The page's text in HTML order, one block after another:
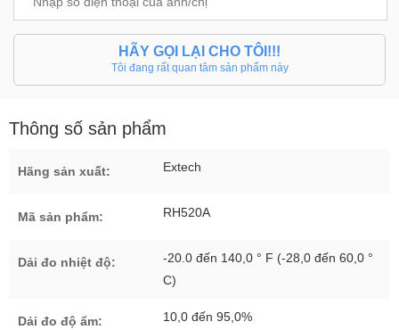
HÃY GỌI LẠI CHO TÔI!!!
Tôi đang rất quan tâm sản phẩm này
Thông số sản phẩm
Hãng sản xuất: Extech
Mã sản phẩm: RH520A
Dải đo nhiệt độ:
-20.0 đến 140,0 ° F (-28,0 đến 60,0 °
C)
Dải đo độ ẩm: 10,0 đến 95,0%